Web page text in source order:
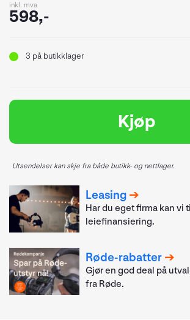
inkl. mva
598,-
3 på butikklager
Kjøp
Utsendelser kan skje fra både butikk- og nettlager.
Leasing
Har du eget firma kan vi
leiefinansiering.
Røde-rabatter
Gjør en god deal på
fra Røde.